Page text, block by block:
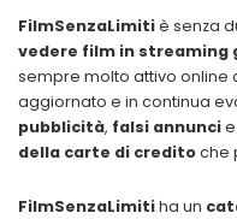
FilmSenzaLimitiè senza
vedere film in streaming
sempre molto attivo online
aggiornato e in continua
pubblicità, falsi annuncie
della carte di creditoche
FilmSenzaLimitiha un